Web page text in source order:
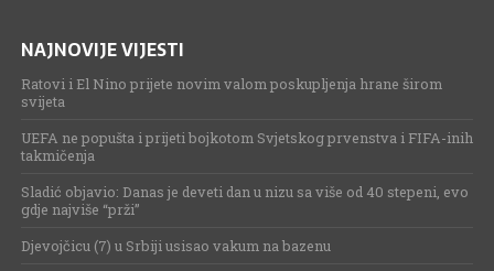
NAJNOVIJE VIJESTI
Ratovi i El Nino prijete novim valom poskupljenja hrane širom
svijeta
UEFA ne popušta i prijeti bojkotom Svjetskog prvenstva i FIFA-inih
takmičenja
Sladić objavio: Danas je deveti dan u nizu sa više od 40 stepeni, evo
gdje najviše “prži”
Djevojčicu (7) u Srbiji usisao vakum na bazenu